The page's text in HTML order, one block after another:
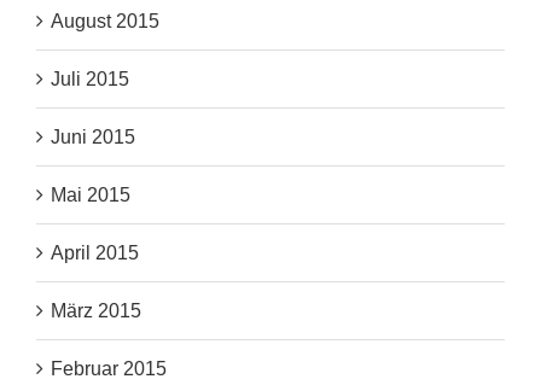
August 2015
Juli 2015
Juni 2015
Mai 2015
April 2015
März 2015
Februar 2015